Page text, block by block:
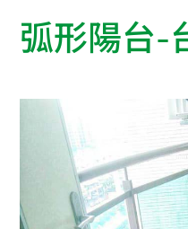
弧形陽台-